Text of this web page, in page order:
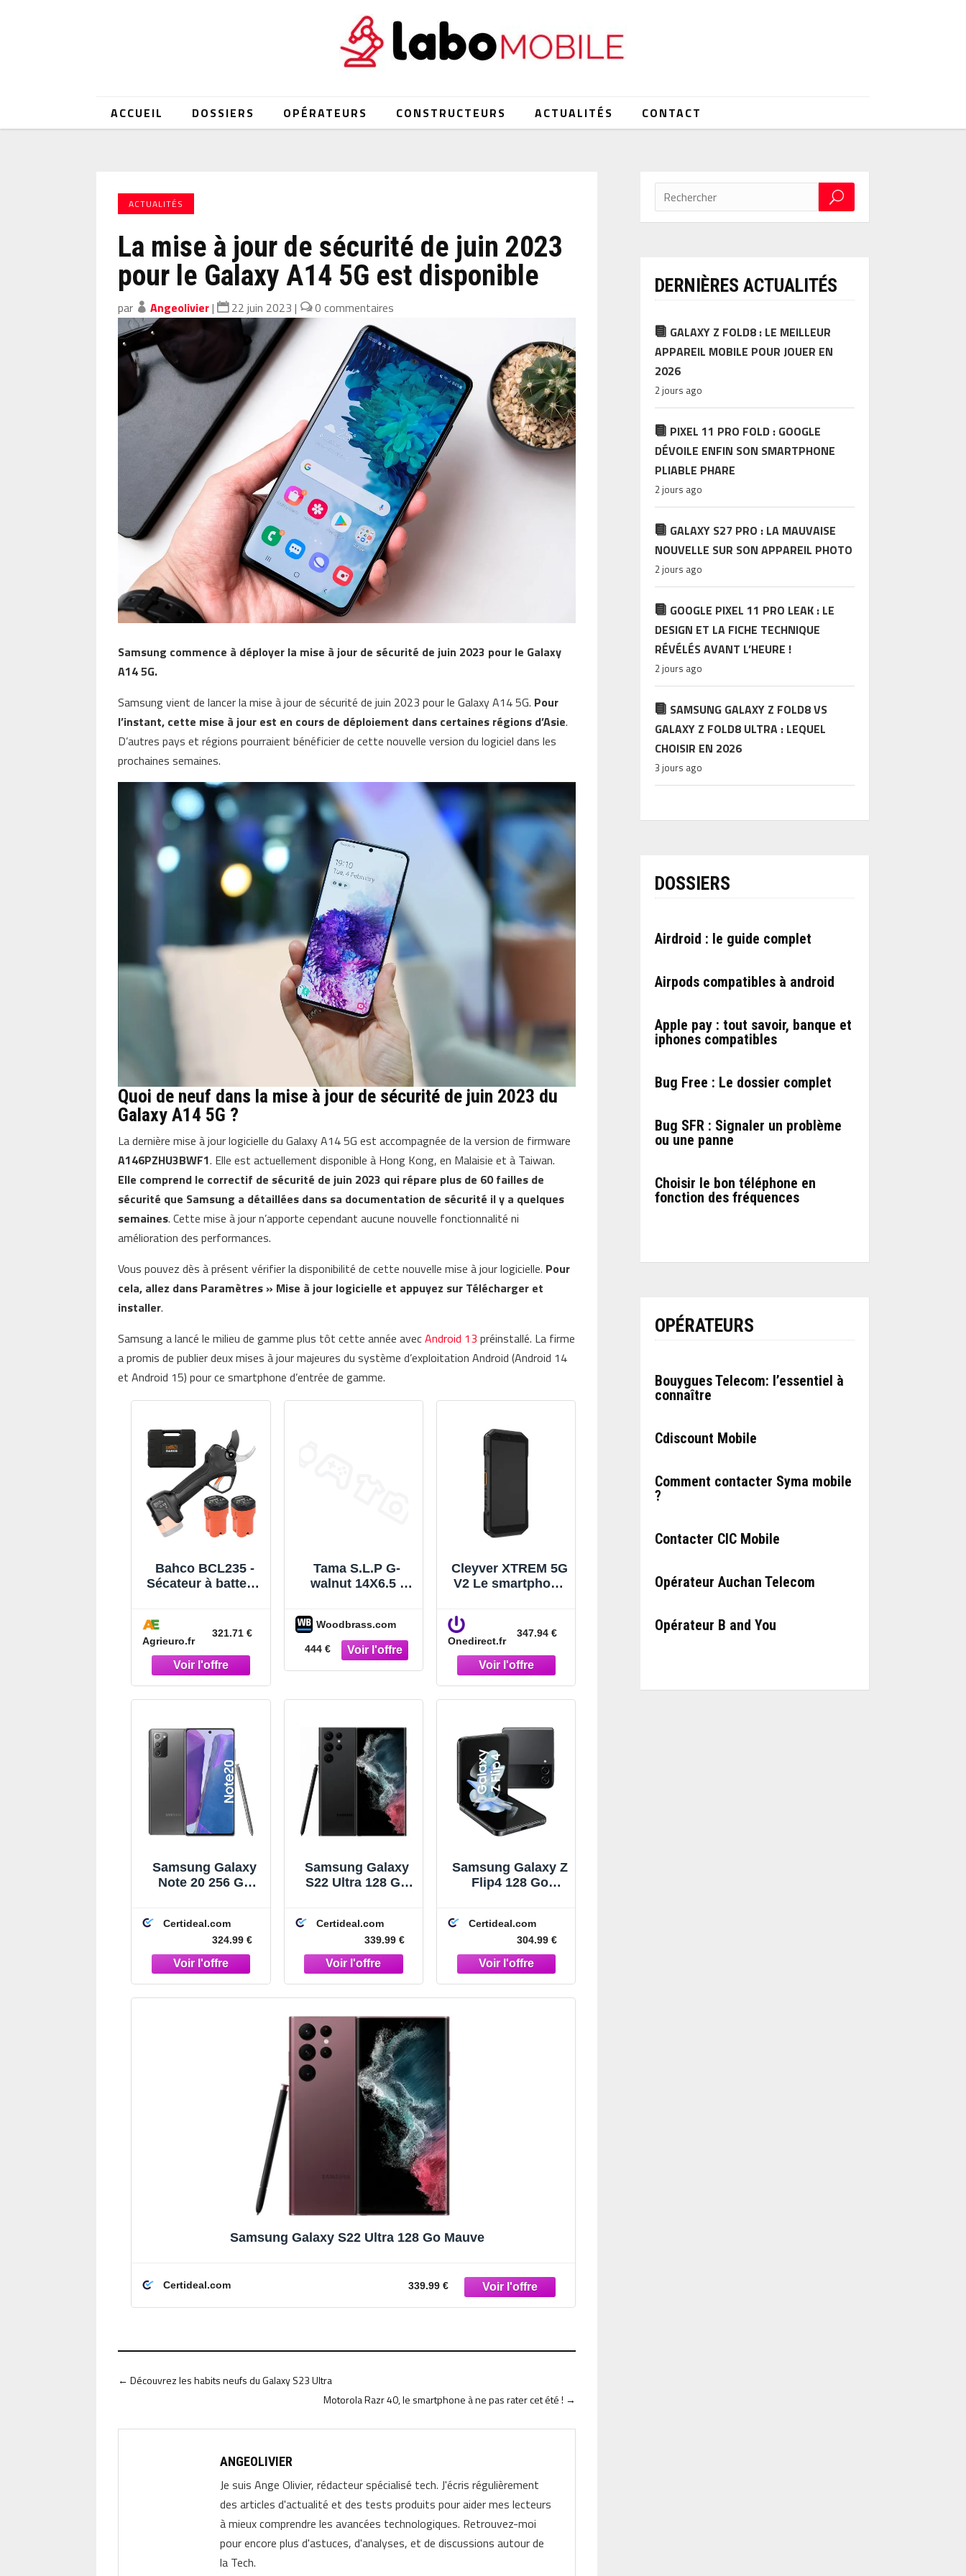
ACCUEIL DOSSIERS OPÉRATEURS CONSTRUCTEURS ACTUALITÉS CONTACT
ACTUALITÉS
La mise à jour de sécurité de juin 2023
pour le Galaxy A14 5G est disponible
par Angeolivier| 22 juin 2023 | 0 commentaires
Samsung commence à déployer la mise à jour de sécurité de juin 2023 pour le Galaxy
A14 5G.
Samsung vient de lancer la mise à jour de sécurité de juin 2023 pour le Galaxy A14 5G. Pour
l’instant, cette mise à jour est en cours de déploiement dans certaines régions d’Asie.
D’autres pays et régions pourraient bénéficier de cette nouvelle version du logiciel dans les
prochaines semaines.
Quoi de neuf dans la mise à jour de sécurité de juin 2023 du
Galaxy A14 5G ?
La dernière mise à jour logicielle du Galaxy A14 5G est accompagnée de la version de firmware
A146PZHU3BWF1. Elle est actuellement disponible à Hong Kong, en Malaisie et à Taiwan.
Elle comprend le correctif de sécurité de juin 2023 qui répare plus de 60 failles de
sécurité que Samsung a détaillées dans sa documentation de sécurité il y a quelques
semaines. Cette mise à jour n’apporte cependant aucune nouvelle fonctionnalité ni
amélioration des performances.
Vous pouvez dès à présent vérifier la disponibilité de cette nouvelle mise à jour logicielle. Pour
cela, allez dans Paramètres » Mise à jour logicielle et appuyez sur Télécharger et
installer.
Samsung a lancé le milieu de gamme plus tôt cette année avecAndroid 13 préinstallé. La firme
a promis de publier deux mises à jour majeures du système d’exploitation Android (Android 14
et Android 15) pour ce smartphone d’entrée de gamme.
Bahco BCL235 -
Sécateur à batterie
35 mm
Agrieuro.fr
321.71 €
Tama S.L.P G-
walnut 14X6.5 -
Woodbrass.com
444 €
Cleyver XTREM 5G
V2 Le smartphone
14 prêt à affronter
tous les
environnements
extrêmes !
Onedirect.fr
347.94 €
Samsung Galaxy
Note 20 256 Go
Certideal.com
324.99 €
Samsung Galaxy
S22 Ultra 128 Go
Certideal.com
339.99 €
Samsung Galaxy Z
Flip4 128 Go
Certideal.com
304.99 €
Samsung Galaxy S22 Ultra 128 Go Mauve
Certideal.com 339.99 €
←Découvrez les habits neufs du Galaxy S23 Ultra
Motorola Razr 40, le smartphone à ne pas rater cet été ! →
ANGEOLIVIER
Je suis Ange Olivier, rédacteur spécialisé tech. J'écris régulièrement
des articles d'actualité et des tests produits pour aider mes lecteurs
à mieux comprendre les avancées technologiques. Retrouvez-moi
pour encore plus d'astuces, d'analyses, et de discussions autour de
la Tech.
DERNIÈRES ACTUALITÉS
GALAXY Z FOLD8 : LE MEILLEUR
APPAREIL MOBILE POUR JOUER EN
2026
2 jours ago
PIXEL 11 PRO FOLD : GOOGLE
DÉVOILE ENFIN SON SMARTPHONE
PLIABLE PHARE
2 jours ago
GALAXY S27 PRO : LA MAUVAISE
NOUVELLE SUR SON APPAREIL PHOTO
2 jours ago
GOOGLE PIXEL 11 PRO LEAK : LE
DESIGN ET LA FICHE TECHNIQUE
RÉVÉLÉS AVANT L’HEURE !
2 jours ago
SAMSUNG GALAXY Z FOLD8 VS
GALAXY Z FOLD8 ULTRA : LEQUEL
CHOISIR EN 2026
3 jours ago
DOSSIERS
Airdroid : le guide complet
Airpods compatibles à android
Apple pay : tout savoir, banque et
iphones compatibles
Bug Free : Le dossier complet
Bug SFR : Signaler un problème
ou une panne
Choisir le bon téléphone en
fonction des fréquences
OPÉRATEURS
Bouygues Telecom: l’essentiel à
connaître
Cdiscount Mobile
Comment contacter Syma mobile
?
Contacter CIC Mobile
Opérateur Auchan Telecom
Opérateur B and You